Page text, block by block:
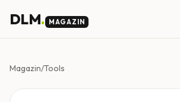
DLM. MAGAZIN
Magazin/Tools